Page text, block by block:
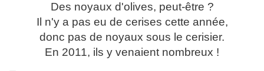
Des noyaux d'olives, peut-être ?
Il n'y a pas eu de cerises cette année,
donc pas de noyaux sous le cerisier.
En 2011, ils y venaient nombreux !